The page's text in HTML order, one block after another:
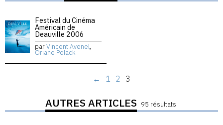
Festival du Cinéma
Américain de
Deauville 2006
parVincent Avenel,
Oriane Polack
← 1 2 3
AUTRES ARTICLES 95 résultats